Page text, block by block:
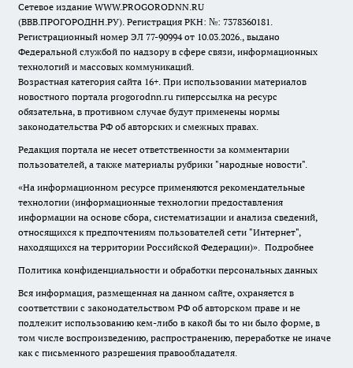
Сетевое издание WWW.PROGORODNN.RU
(ВВВ.ПРОГОРОДНН.РУ). Регистрация РКН: №: 7378360181.
Регистрационный номер ЭЛ 77-90994 от 10.03.2026., выдано
Федеральной службой по надзору в сфере связи, информационных
технологий и массовых коммуникаций.
Возрастная категория сайта 16+. При использовании материалов
новостного портала progorodnn.ru гиперссылка на ресурс
обязательна, в противном случае будут применены нормы
законодательства РФ об авторских и смежных правах.
Редакция портала не несет ответственности за комментарии
пользователей, а также материалы рубрики "народные новости".
«На информационном ресурсе применяются рекомендательные
технологии (информационные технологии предоставления
информации на основе сбора, систематизации и анализа сведений,
относящихся к предпочтениям пользователей сети "Интернет",
находящихся на территории Российской Федерации)». Подробнее
Политика конфиденциальности и обработки персональных данных
Вся информация, размещенная на данном сайте, охраняется в
соответствии с законодательством РФ об авторском праве и не
подлежит использованию кем-либо в какой бы то ни было форме, в
том числе воспроизведению, распространению, переработке не иначе
как с письменного разрешения правообладателя.